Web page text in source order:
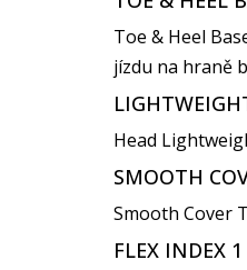
Toe & Heel
jízdu na hraně
Head
SMOOTH
Smooth Cover
FLEX INDEX 1